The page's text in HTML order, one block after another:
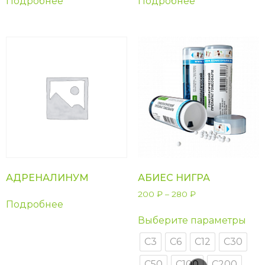
АДРЕНАЛИНУМ
Подробнее
АБИЕС НИГРА
200 ₽ – 280 ₽
Выберите параметры
С3
С6 С12
С30